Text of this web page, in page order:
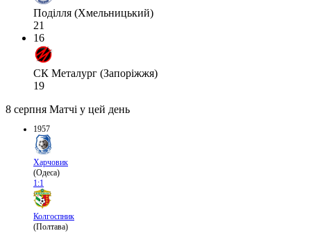
Поділля (Хмельницький)
21
16
СК Металург (Запоріжжя)
19
8 серпня Матчі у цей день
1957
Харчовик
(Одеса)
1:1
Колгоспник
(Полтава)